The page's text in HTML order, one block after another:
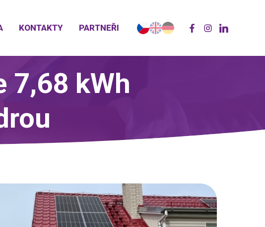
KONTAKTY PARTNEŘI
7,68 kWh